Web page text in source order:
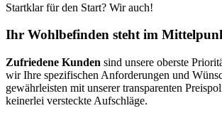
Startklar für den Start? Wir auch!
Ihr Wohlbefinden steht im
Zufriedene Kunden sind unsere oberste
wir Ihre spezifischen Anforderungen und
gewährleisten mit unserer transparenten
keinerlei versteckte Aufschläge.